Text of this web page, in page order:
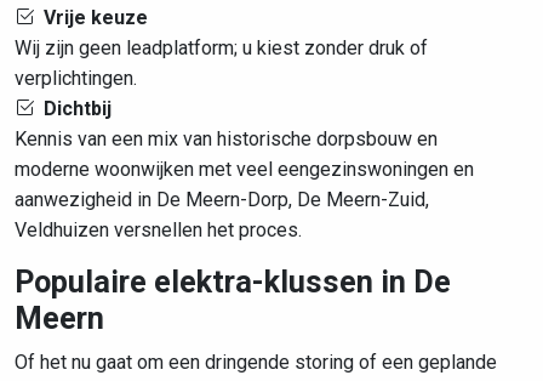
Vrije keuze
Wij zijn geen leadplatform; u kiest zonder druk of
verplichtingen.
Dichtbij
Kennis van een mix van historische dorpsbouw en
moderne woonwijken met veel eengezinswoningen en
aanwezigheid in De Meern-Dorp, De Meern-Zuid,
Veldhuizen versnellen het proces.
Populaire elektra-klussen in De
Meern
Of het nu gaat om een dringende storing of een geplande